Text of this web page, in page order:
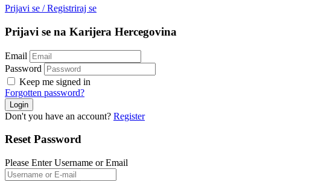
Prijavi se / Registriraj se
Prijavi se na Karijera Hercegovina
Email
Password
Keep me signed in
Forgotten password?
Don't you have an account? Register
Reset Password
Please Enter Username or Email